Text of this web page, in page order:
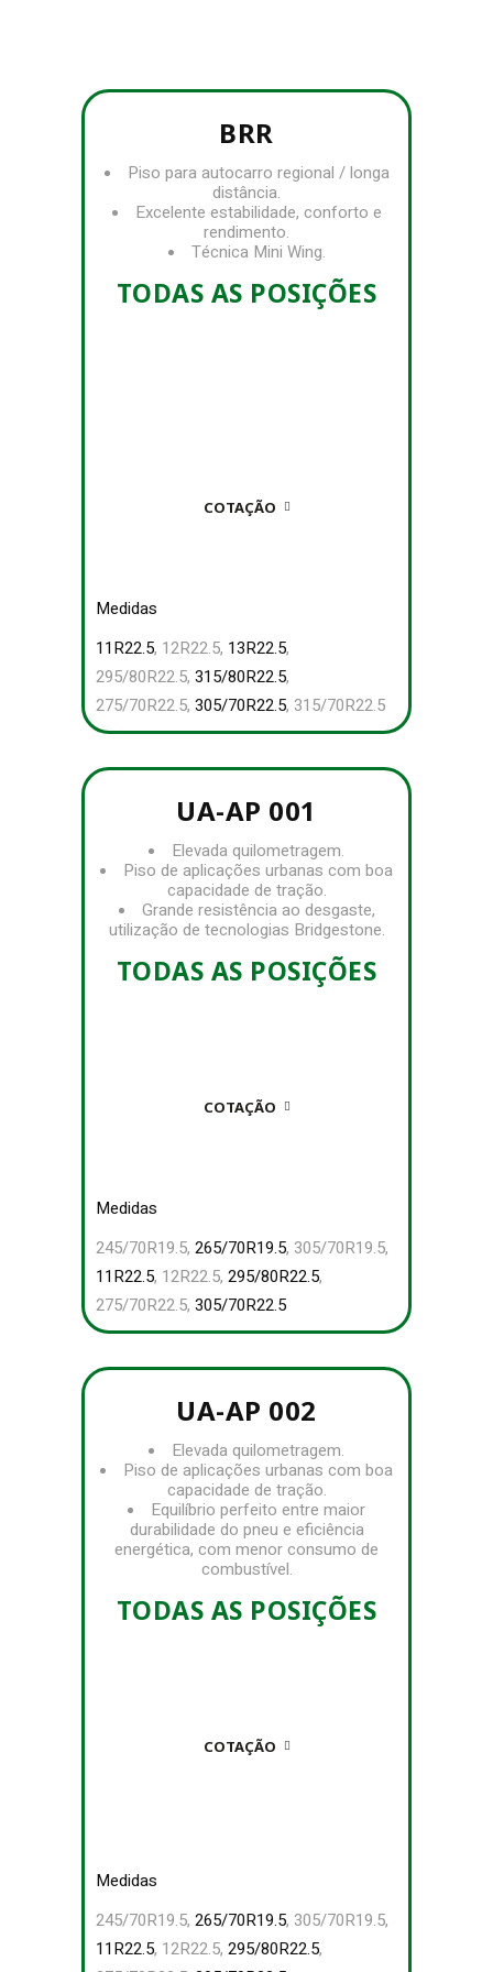
ESTRADA
PISOS
BRR
Piso para autocarro regional / longa
distância.
Excelente estabilidade, conforto e
rendimento.
Técnica Mini Wing.
TODAS AS POSIÇÕES
COTAÇÃO
Medidas
11R22.5, 12R22.5, 13R22.5,
295/80R22.5, 315/80R22.5,
275/70R22.5, 305/70R22.5, 315/70R22.5
UA-AP 001
Elevada quilometragem.
Piso de aplicações urbanas com boa
capacidade de tração.
Grande resistência ao desgaste,
utilização de tecnologias Bridgestone.
TODAS AS POSIÇÕES
COTAÇÃO
Medidas
245/70R19.5, 265/70R19.5, 305/70R19.5,
11R22.5, 12R22.5, 295/80R22.5,
275/70R22.5, 305/70R22.5
UA-AP 002
Elevada quilometragem.
Piso de aplicações urbanas com boa
capacidade de tração.
Equilíbrio perfeito entre maior
durabilidade do pneu e eficiência
energética, com menor consumo de
combustível.
TODAS AS POSIÇÕES
COTAÇÃO
Medidas
245/70R19.5, 265/70R19.5, 305/70R19.5,
11R22.5, 12R22.5, 295/80R22.5,